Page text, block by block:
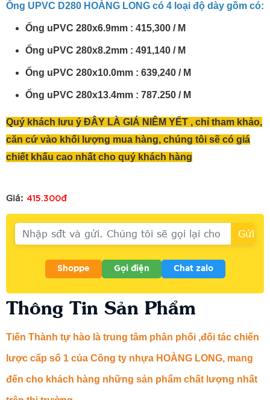
Ống UPVC D280 HOÀNG LONG có 4 loại độ dày gồm có:
Ống uPVC 280x6.9mm : 415,300 / M
Ống uPVC 280x8.2mm : 491,140 / M
Ống uPVC 280x10.0mm : 639,240 / M
Ống uPVC 280x13.4mm : 787.250 / M
Quý khách lưu ý ĐÂY LÀ GIÁ NIÊM YẾT , chỉ tham khảo,
căn cứ vào khối lượng mua hàng, chúng tôi sẽ có giá
chiết khấu cao nhất cho quý khách hàng
Giá: 415.300đ
Shoppe Gọi điện Chat zalo
Thông Tin Sản Phẩm
Tiến Thành tự hào là trung tâm phân phối ,đối tác chiến
lược cấp số 1 của Công ty nhựa HOÀNG LONG, mang
đến cho khách hàng những sản phẩm chất lượng nhất